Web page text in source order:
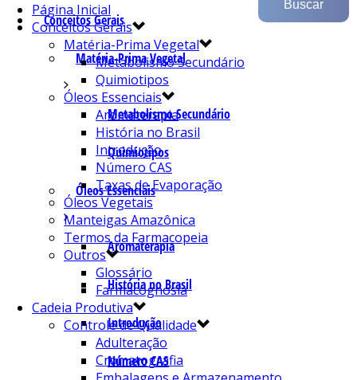
Conceitos Gerais
Matéria-Prima Vegetal
Metabolismo Secundário
Quimiotipos
Óleos Essenciais
Aromaterapia
História no Brasil
Introdução
Número CAS
Página Inicial
Conceitos Gerais
Matéria-Prima Vegetal
Metabolismo Secundário
Quimiotipos
Óleos Essenciais
Aromaterapia
História no Brasil
Introdução
Número CAS
Taxas de Evaporação
Óleos Vegetais
Manteigas Amazônica
Termos da Farmacopeia
Outros
Glossário
Farmacognosia
Cadeia Produtiva
Controle de Qualidade
Adulteração
Cromatografia